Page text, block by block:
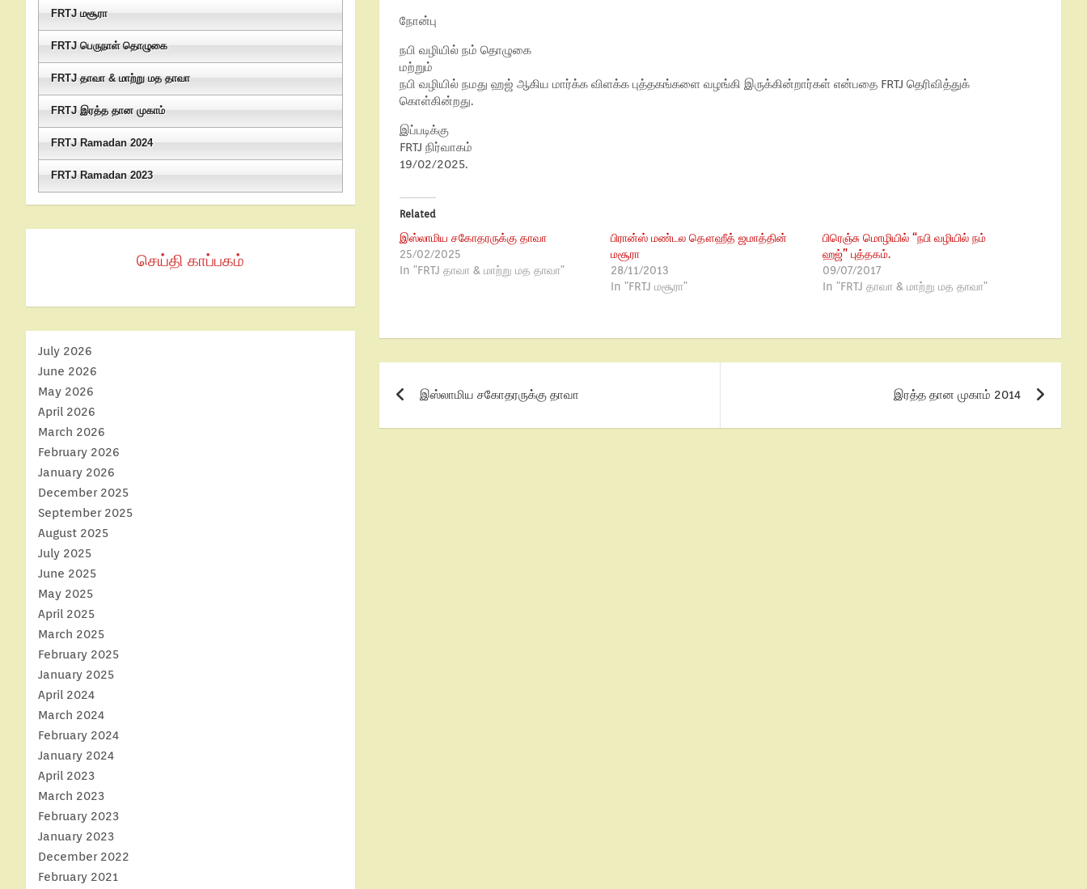
நோன்பு
நபி வழியில் நம் தொழுகை
மற்றும்
நபி வழியில் நமது ஹஜ் ஆகிய மார்க்க விளக்க புத்தகங்களை வழங்கி இருக்கின்றார்கள் என்பதை FRTJ தெரிவித்துக்
கொள்கின்றது.
இப்படிக்கு
FRTJ நிர்வாகம்
19/02/2025.
Related
இஸ்லாமிய சகோதரருக்கு தாவா
25/02/2025
In "FRTJ தாவா & மாற்று மத தாவா"
பிரான்ஸ் மண்டல தௌஹீத் ஜமாத்தின்
மசூரா
28/11/2013
In "FRTJ மசூரா"
பிரெஞ்சு மொழியில் “நபி வழியில் நம்
ஹஜ்” புத்தகம்.
09/07/2017
In "FRTJ தாவா & மாற்று மத தாவா"
இஸ்லாமிய சகோதரருக்கு தாவா இரத்த தான முகாம் 2014
FRTJ மசூரா
FRTJ பெருநாள் தொழுகை
FRTJ தாவா & மாற்று மத தாவா
FRTJ இரத்த தான முகாம்
FRTJ Ramadan 2024
FRTJ Ramadan 2023
செய்தி காப்பகம்
July 2026
June 2026
May 2026
April 2026
March 2026
February 2026
January 2026
December 2025
September 2025
August 2025
July 2025
June 2025
May 2025
April 2025
March 2025
February 2025
January 2025
April 2024
March 2024
February 2024
January 2024
April 2023
March 2023
February 2023
January 2023
December 2022
February 2021